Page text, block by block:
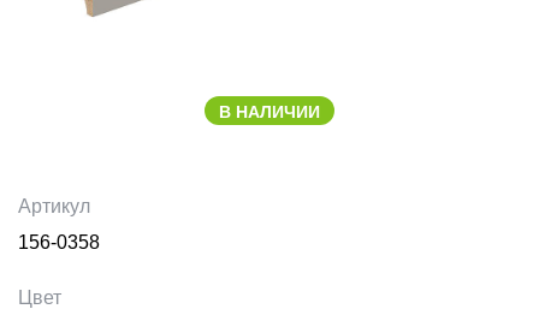
В НАЛИЧИИ
Артикул
156-0358
Цвет